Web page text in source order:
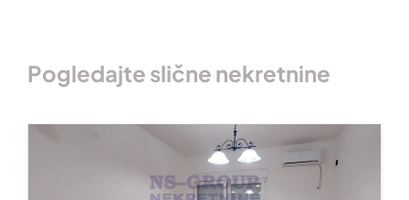
Pogledajte slične nekretnine